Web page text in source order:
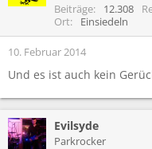
Beiträge 12.308
Ort
Einsiedeln
10. Februar 2014
Und es ist auch kein
Evilsyde
Parkrocker